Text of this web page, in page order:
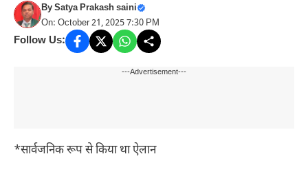
BySatya Prakash saini
On: October 21, 2025 7:30 PM
Follow Us:
---Advertisement---
*सार्वजनिक रूप से किया था ऐलान